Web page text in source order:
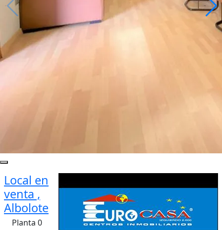
Local en
venta ,
Albolote
Planta 0